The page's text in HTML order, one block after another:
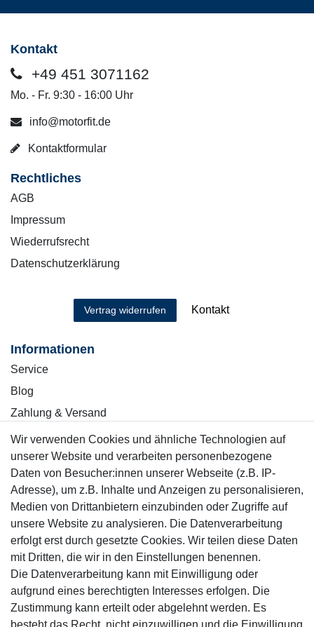
Kontakt
+49 451 3071162
Mo. - Fr. 9:30 - 16:00 Uhr
info@motorfit.de
Kontaktformular
Rechtliches
AGB
Impressum
Wiederrufsrecht
Datenschutzerklärung
Vertrag widerrufen Kontakt
Informationen
Service
Blog
Zahlung & Versand
Sicher einkaufen
Mitglied
Motor-Fit
Wir verwenden Cookies und ähnliche Technologien auf
unserer Website und verarbeiten personenbezogene
Daten von Besucher:innen unserer Webseite (z.B. IP-
Adresse), um z.B. Inhalte und Anzeigen zu personalisieren,
Medien von Drittanbietern einzubinden oder Zugriffe auf
unsere Website zu analysieren. Die Datenverarbeitung
erfolgt erst durch gesetzte Cookies. Wir teilen diese Daten
mit Dritten, die wir in den Einstellungen benennen.
Die Datenverarbeitung kann mit Einwilligung oder
aufgrund eines berechtigten Interesses erfolgen. Die
Zustimmung kann erteilt oder abgelehnt werden. Es
besteht das Recht, nicht einzuwilligen und die Einwilligung